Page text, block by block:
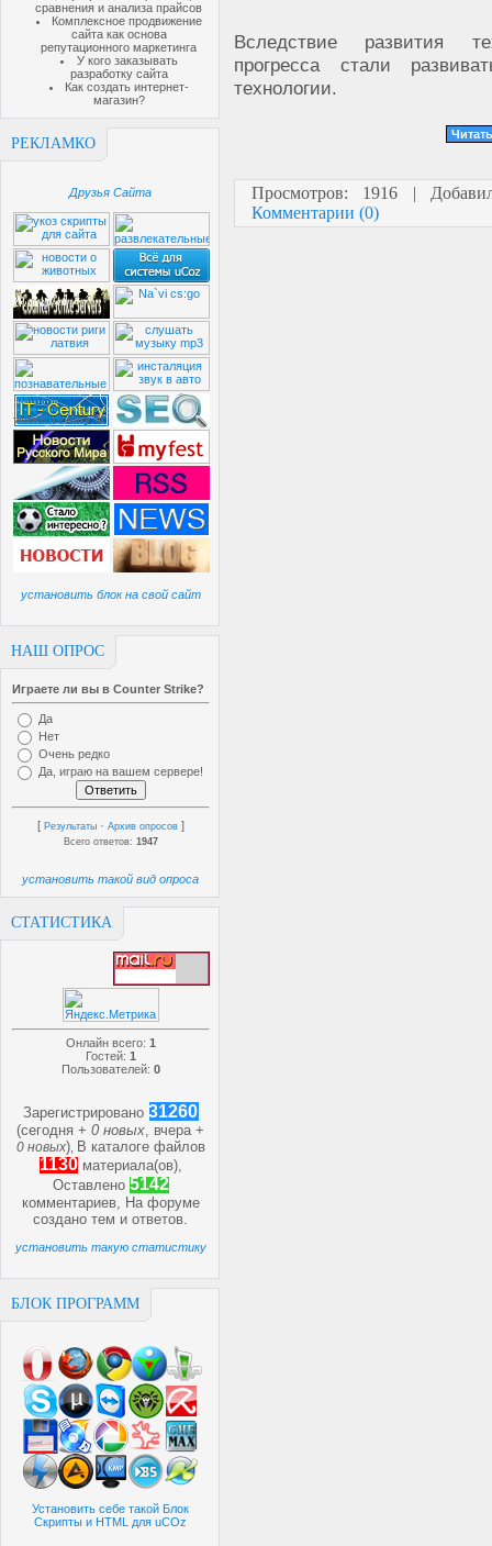
сравнения и анализа прайсов
Комплексное продвижение
сайта как основа
репутационного маркетинга
У кого заказывать
разработку сайта
Как создать интернет-
магазин?
РЕКЛАМКО
Друзья Сайта
установить блок на свой сайт
НАШ ОПРОС
Играете ли вы в Counter Strike?
Да
Нет
Очень редко
Да, играю на вашем сервере!
[ Результаты · Архив опросов ]
Всего ответов: 1947
установить такой вид опроса
СТАТИСТИКА
Онлайн всего: 1
Гостей: 1
Пользователей: 0
Зарегистрировано 31260
(сегодня +0 новых, вчера +
0 новых) В каталоге файлов
1130 материала(ов),
Оставлено 5142
комментариев, На форуме
созданотем иответов.
установить такую статистику
БЛОК ПРОГРАММ
Установить себе такой Блок
Скрипты и HTML для uCOz
Вследствие развития
прогресса стали
технологии.
Просмотров: 1916 |
Комментарии (0)